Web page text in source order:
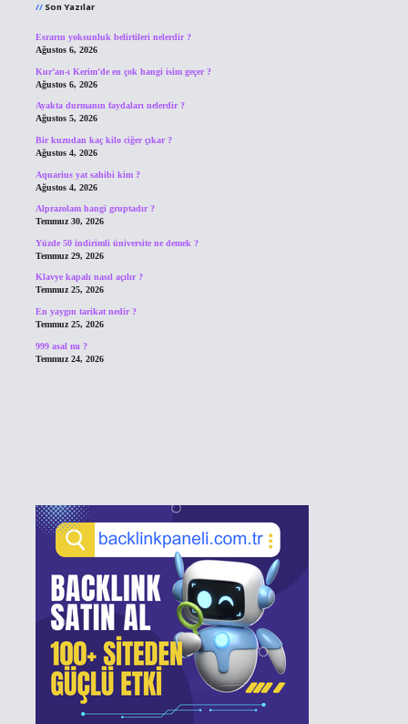
Son Yazılar
Esrarın yoksunluk belirtileri nelerdir ?
Ağustos 6, 2026
Kur’an-ı Kerim’de en çok hangi isim geçer ?
Ağustos 6, 2026
Ayakta durmanın faydaları nelerdir ?
Ağustos 5, 2026
Bir kuzudan kaç kilo ciğer çıkar ?
Ağustos 4, 2026
Aquarius yat sahibi kim ?
Ağustos 4, 2026
Alprazolam hangi gruptadır ?
Temmuz 30, 2026
Yüzde 50 indirimli üniversite ne demek ?
Temmuz 29, 2026
Klavye kapalı nasıl açılır ?
Temmuz 25, 2026
En yaygın tarikat nedir ?
Temmuz 25, 2026
999 asal mı ?
Temmuz 24, 2026